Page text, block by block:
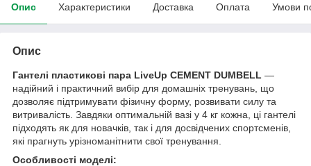
Опис Характеристики Доставка Оплата Умови
Опис
Гантелі пластикові пара LiveUp CEMENT DUMBELL —
надійний і практичний вибір для домашніх тренувань, що
дозволяє підтримувати фізичну форму, розвивати силу та
витривалість. Завдяки оптимальній вазі у 4 кг кожна, ці гантелі
підходять як для новачків, так і для досвідчених спортсменів,
які прагнуть урізноманітнити свої тренування.
Особливості моделі: